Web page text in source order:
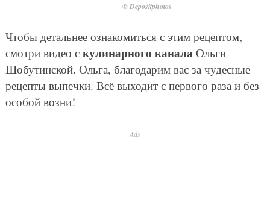
© Depositphotos
Чтобы детальнее ознакомиться с этим рецептом,
смотри видео с кулинарного канала Ольги
Шобутинской. Ольга, благодарим вас за чудесные
рецепты выпечки. Всё выходит с первого раза и без
особой возни!
Ads